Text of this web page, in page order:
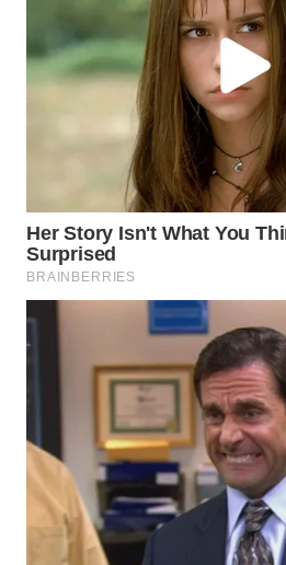
WN
DAIRI
WN
NIAS
SELATAN
WN
TANJUNG
LESUNG